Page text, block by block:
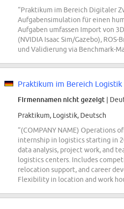
“Praktikum im Bereich Digitaler
Aufgabensimulation für einen
Aufgaben umfassen Import von
(NVIDIA Isaac Sim/Gazebo),
und Validierung via Benchmark-
Firmennamen nicht gezeigt |
Praktikum, Logistik, Deutsch
“(COMPANY NAME) Operations
internship in logistics starting in
data analysis, project work, and
logistics centers. Includes
relocation support, and career
Flexibility in location and work